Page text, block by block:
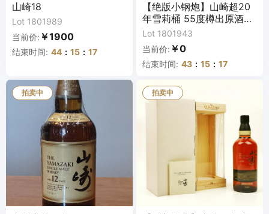
山崎18
Lot 1801989
当前价: ￥1900
结束时间: 44 : 15 : 16
【绝版小钢炮】山崎超20
年雪莉桶 55度樽出原酒一
套 包邮
Lot 1801943
当前价: ￥0
结束时间: 43 : 15 : 16
拍卖中 拍卖中